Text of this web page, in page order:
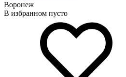
Воронеж
В избранном пусто